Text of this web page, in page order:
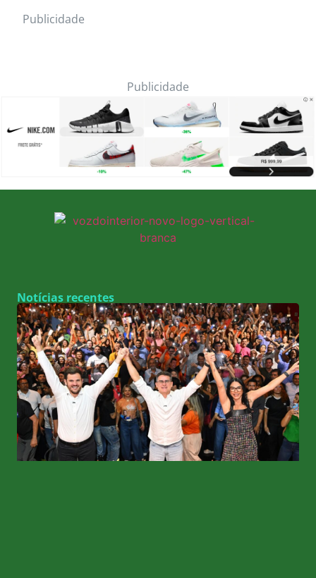
Publicidade
Publicidade
Notícias recentes